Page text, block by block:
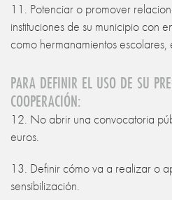
11. Potenciar o promover
instituciones de su municipio con
como hermanamientos escolares,
PARA DEFINIR EL USO DE SU
COOPERACIÓN:
12. No abrir una convocatoria
euros.
13. Definir cómo va a realizar o
sensibilización.